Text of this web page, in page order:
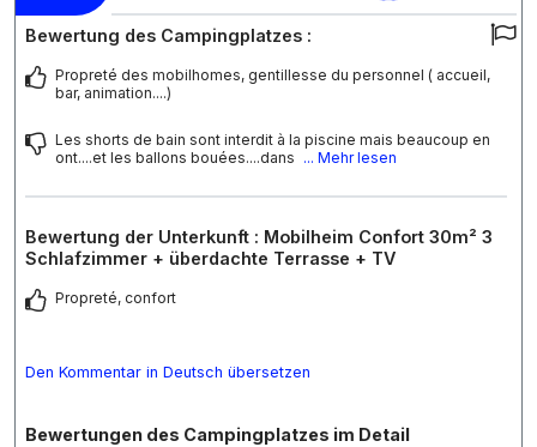
Bewertung des Campingplatzes :
Propreté des mobilhomes, gentillesse du personnel ( accueil,
bar, animation....)
Les shorts de bain sont interdit à la piscine mais beaucoup en
ont....et les ballons bouées....dans ... Mehr lesen
Bewertung der Unterkunft : Mobilheim Confort 30m² 3
Schlafzimmer + überdachte Terrasse + TV
Propreté, confort
Den Kommentar in Deutsch übersetzen
Bewertungen des Campingplatzes im Detail